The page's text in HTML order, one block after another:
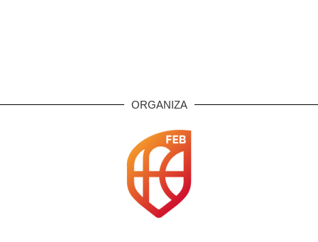
ORGANIZA